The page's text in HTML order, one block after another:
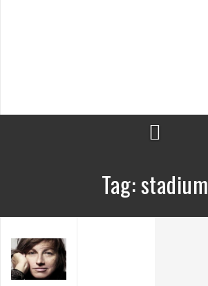
Tag:stadium